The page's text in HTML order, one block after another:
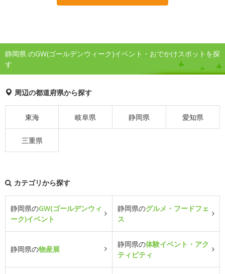
静岡県 のGW(ゴールデンウィーク)イベント・おでかけスポットを探
す
周辺の都道府県から探す
東海 岐阜県 静岡県 愛知県
三重県
カテゴリから探す
静岡県のGW(ゴールデンウィ
ーク)イベント
静岡県のグルメ・フードフェ
ス
静岡県の物産展
静岡県の体験イベント・アク
ティビティ